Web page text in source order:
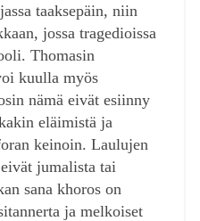
taaksepäin, niin
jossa tragedioissa
Thomasin
kuulla myös
nämä eivät esiinny
eläimistä ja
keinoin. Laulujen
jumalista tai
sana khoros on
ja melkoiset